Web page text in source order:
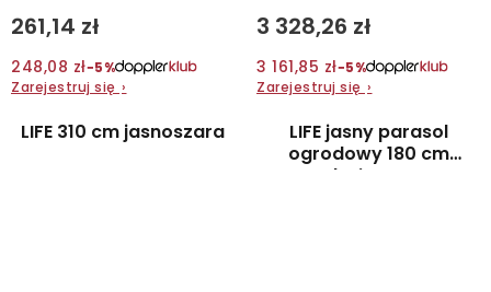
261,14 zł
248,08 zł−5%
Zarejestruj się ›
3 328,26 zł
3 161,85 zł−5%
Zarejestruj się ›
LIFE 310 cm jasnoszara
LIFE jasny parasol
ogrodowy 180 cm
beżowy